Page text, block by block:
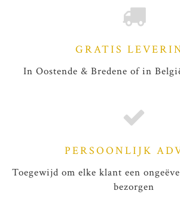
GRATIS
In Oostende & Bredene of in
PERSOONLIJK
Toegewijd om elke klant een
bezorgen